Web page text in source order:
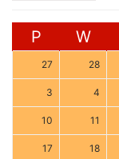
P W
27 28
3 4
10 11
17 18